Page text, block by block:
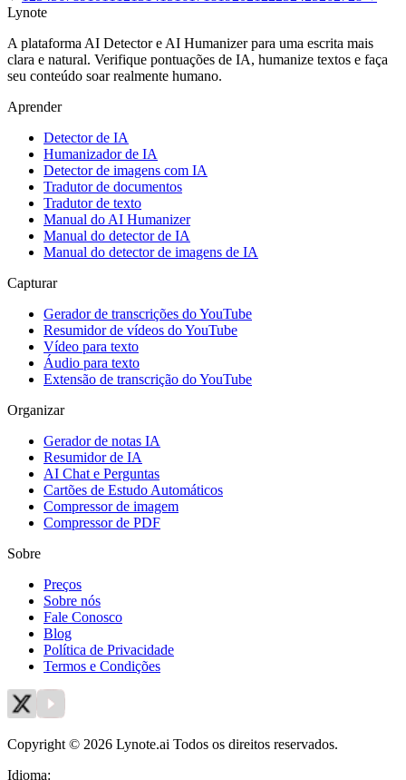
Lynote
A plataforma AI Detector e AI Humanizer para uma escrita mais
clara e natural. Verifique pontuações de IA, humanize textos e faça
seu conteúdo soar realmente humano.
Aprender
Detector de IA
Humanizador de IA
Detector de imagens com IA
Tradutor de documentos
Tradutor de texto
Manual do AI Humanizer
Manual do detector de IA
Manual do detector de imagens de IA
Capturar
Gerador de transcrições do YouTube
Resumidor de vídeos do YouTube
Vídeo para texto
Áudio para texto
Extensão de transcrição do YouTube
Organizar
Gerador de notas IA
Resumidor de IA
AI Chat e Perguntas
Cartões de Estudo Automáticos
Compressor de imagem
Compressor de PDF
Sobre
Preços
Sobre nós
Fale Conosco
Blog
Política de Privacidade
Termos e Condições
Copyright © 2026 Lynote.ai Todos os direitos reservados.
Idioma: